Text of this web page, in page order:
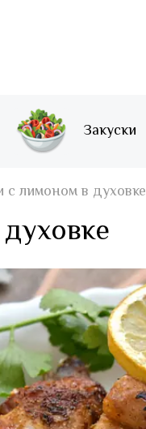
Закуски
лимоном в духовке